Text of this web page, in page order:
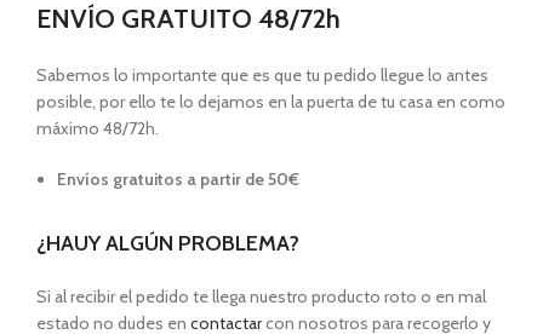
ENVÍO GRATUITO 48/72h
Sabemos lo importante que es que tu pedido llegue lo antes
posible, por ello te lo dejamos en la puerta de tu casa en como
máximo 48/72h.
Envíos gratuitos a partir de 50€
¿HAUY ALGÚN PROBLEMA?
Si al recibir el pedido te llega nuestro producto roto o en mal
estado no dudes en contactarcon nosotros para recogerlo y